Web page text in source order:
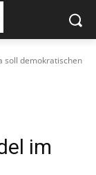
soll demokratischen
im